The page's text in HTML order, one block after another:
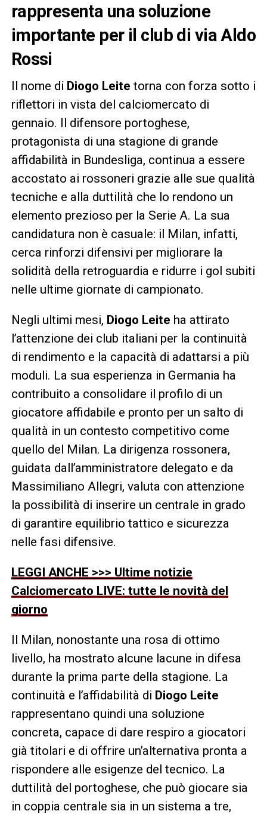
rappresenta una soluzione
importante per il club di via Aldo
Rossi
Il nome di Diogo Leite torna con forza sotto i
riflettori in vista del calciomercato di
gennaio. Il difensore portoghese,
protagonista di una stagione di grande
affidabilità in Bundesliga, continua a essere
accostato ai rossoneri grazie alle sue qualità
tecniche e alla duttilità che lo rendono un
elemento prezioso per la Serie A. La sua
candidatura non è casuale: il Milan, infatti,
cerca rinforzi difensivi per migliorare la
solidità della retroguardia e ridurre i gol subiti
nelle ultime giornate di campionato.
Negli ultimi mesi, Diogo Leite ha attirato
l’attenzione dei club italiani per la continuità
di rendimento e la capacità di adattarsi a più
moduli. La sua esperienza in Germania ha
contribuito a consolidare il profilo di un
giocatore affidabile e pronto per un salto di
qualità in un contesto competitivo come
quello del Milan. La dirigenza rossonera,
guidata dall’amministratore delegato e da
Massimiliano Allegri, valuta con attenzione
la possibilità di inserire un centrale in grado
di garantire equilibrio tattico e sicurezza
nelle fasi difensive.
LEGGI ANCHE >>> Ultime notizie
Calciomercato LIVE: tutte le novità del
giorno
Il Milan, nonostante una rosa di ottimo
livello, ha mostrato alcune lacune in difesa
durante la prima parte della stagione. La
continuità e l’affidabilità di Diogo Leite
rappresentano quindi una soluzione
concreta, capace di dare respiro a giocatori
già titolari e di offrire un’alternativa pronta a
rispondere alle esigenze del tecnico. La
duttilità del portoghese, che può giocare sia
in coppia centrale sia in un sistema a tre,